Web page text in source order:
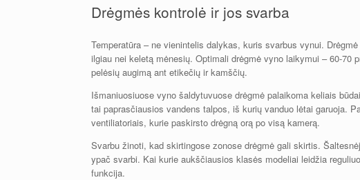
Drėgmės kontrolė ir jos svarba
Temperatūra – ne vienintelis dalykas, kuris svarbus vynui.
ilgiau nei keletą mėnesių. Optimali drėgmė vyno laikymui – 60-
pelėsių augimą ant etikečių ir kamščių.
Išmaniuosiuose vyno šaldytuvuose drėgmė palaikoma keliais
tai paprasčiausios vandens talpos, iš kurių vanduo lėtai garuoja.
ventiliatoriais, kurie paskirsto drėgną orą po visą kamerą.
Svarbu žinoti, kad skirtingose zonose drėgmė gali skirtis.
ypač svarbi. Kai kurie aukščiausios klasės modeliai leidžia
funkcija.